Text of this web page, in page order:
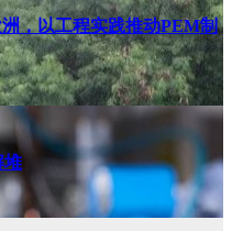
，以工程实践推动PEM制
堆